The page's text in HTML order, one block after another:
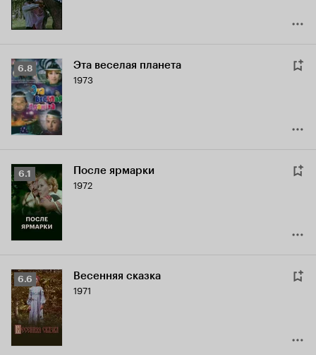
Рейтинг
Кинопоиска
6.8
6.8 Эта веселая планета
1973
Рейтинг
Кинопоиска
6.1
6.1 После ярмарки
1972
Рейтинг
Кинопоиска
6.6
6.6 Весенняя сказка
1971